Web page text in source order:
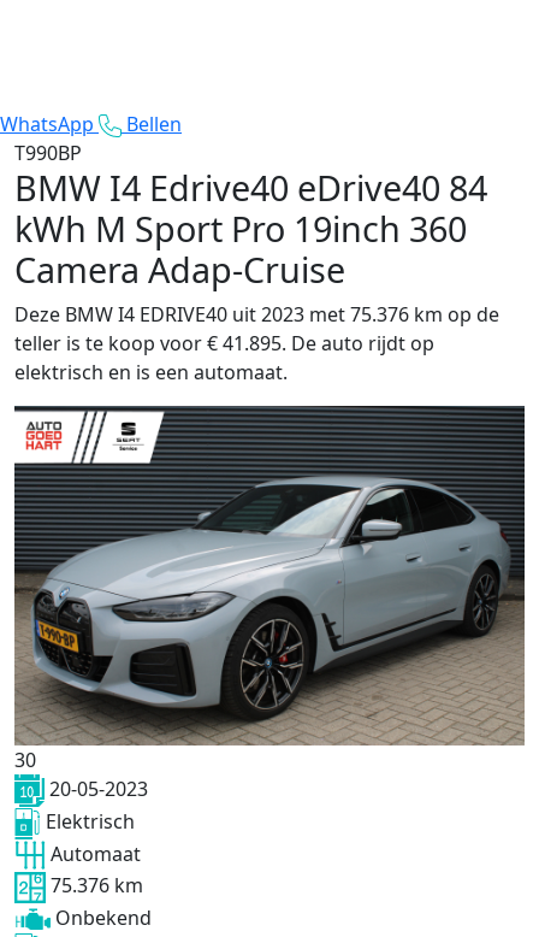
WhatsApp
Bellen
T990BP
BMW I4 Edrive40 eDrive40 84
kWh M Sport Pro 19inch 360
Camera Adap-Cruise
Deze BMW I4 EDRIVE40 uit 2023 met 75.376 km op de
teller is te koop voor € 41.895. De auto rijdt op
elektrisch en is een automaat.
30
20-05-2023
Elektrisch
Automaat
75.376 km
Onbekend